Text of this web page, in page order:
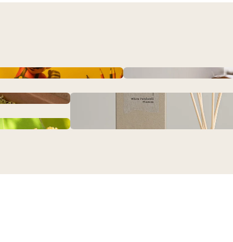
茶禮 | 日式典雅竹製手提箱
禮盒-可客製雷雕 快速出貨
【客製化禮物】質
胡桃木珠寶
製平價沙發 皮
革/燈芯絨
系列 - 擺件 /
花花-花繪吊飾】吊飾 / 掛飾
史努比小食光
組
附獨立零錢袋
(W22437)
人綁架鑰匙圈
任天堂二合一瑪利歐 Mario
Figurine 發聲夜燈
木島BOKTO || 實
凹槽層板
草盒 緞帶包裝
免運】柚香禮